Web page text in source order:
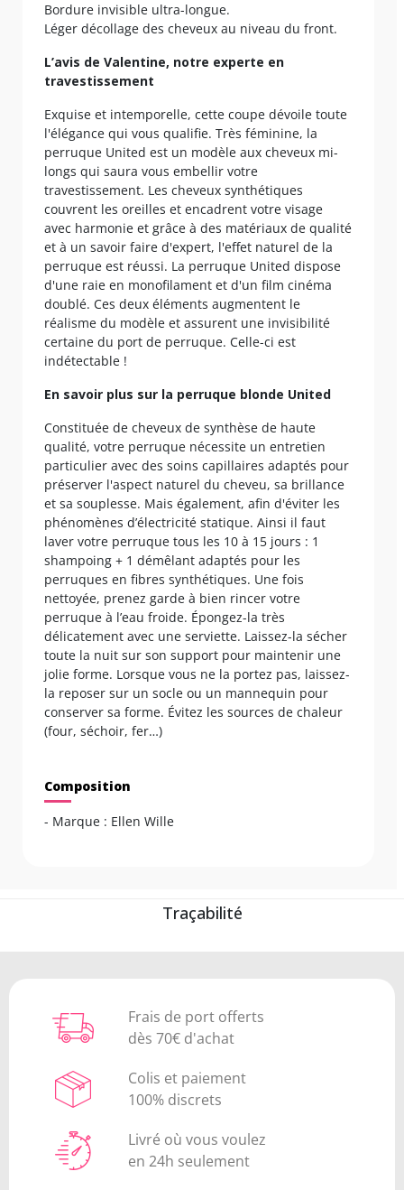
Bordure invisible ultra-longue.
Léger décollage des cheveux au niveau du front.
L’avis de Valentine, notre experte en
travestissement
Exquise et intemporelle, cette coupe dévoile toute
l'élégance qui vous qualifie. Très féminine, la
perruque United est un modèle aux cheveux mi-
longs qui saura vous embellir votre
travestissement. Les cheveux synthétiques
couvrent les oreilles et encadrent votre visage
avec harmonie et grâce à des matériaux de qualité
et à un savoir faire d'expert, l'effet naturel de la
perruque est réussi. La perruque United dispose
d'une raie en monofilament et d'un film cinéma
doublé. Ces deux éléments augmentent le
réalisme du modèle et assurent une invisibilité
certaine du port de perruque. Celle-ci est
indétectable !
En savoir plus sur la perruque blonde United
Constituée de cheveux de synthèse de haute
qualité, votre perruque nécessite un entretien
particulier avec des soins capillaires adaptés pour
préserver l'aspect naturel du cheveu, sa brillance
et sa souplesse. Mais également, afin d'éviter les
phénomènes d’électricité statique. Ainsi il faut
laver votre perruque tous les 10 à 15 jours : 1
shampoing + 1 démêlant adaptés pour les
perruques en fibres synthétiques. Une fois
nettoyée, prenez garde à bien rincer votre
perruque à l’eau froide. Épongez-la très
délicatement avec une serviette. Laissez-la sécher
toute la nuit sur son support pour maintenir une
jolie forme. Lorsque vous ne la portez pas, laissez-
la reposer sur un socle ou un mannequin pour
conserver sa forme. Évitez les sources de chaleur
(four, séchoir, fer…)
Composition
- Marque : Ellen Wille
Traçabilité
Frais de port offerts
dès 70€ d'achat
Colis et paiement
100% discrets
Livré où vous voulez
en 24h seulement